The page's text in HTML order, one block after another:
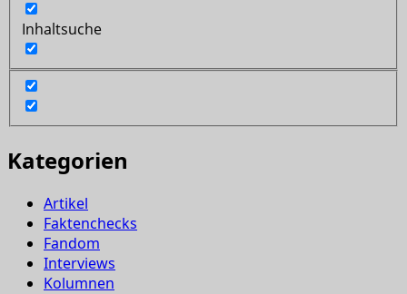
Inhaltsuche
Kategorien
Artikel
Faktenchecks
Fandom
Interviews
Kolumnen